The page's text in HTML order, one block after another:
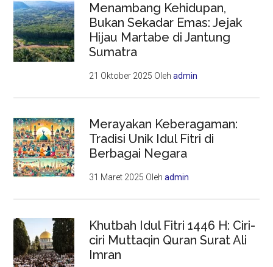
Menambang Kehidupan,
Bukan Sekadar Emas: Jejak
Hijau Martabe di Jantung
Sumatra
21 Oktober 2025 Olehadmin
Merayakan Keberagaman:
Tradisi Unik Idul Fitri di
Berbagai Negara
31 Maret 2025 Olehadmin
Khutbah Idul Fitri 1446 H: Ciri-
ciri Muttaqin Quran Surat Ali
Imran